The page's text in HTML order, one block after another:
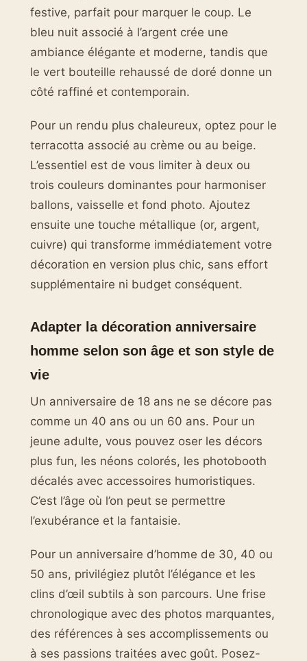
festive, parfait pour marquer le coup. Le
bleu nuit associé à l’argent crée une
ambiance élégante et moderne, tandis que
le vert bouteille rehaussé de doré donne un
côté raffiné et contemporain.
Pour un rendu plus chaleureux, optez pour le
terracotta associé au crème ou au beige.
L’essentiel est de vous limiter à deux ou
trois couleurs dominantes pour harmoniser
ballons, vaisselle et fond photo. Ajoutez
ensuite une touche métallique (or, argent,
cuivre) qui transforme immédiatement votre
décoration en version plus chic, sans effort
supplémentaire ni budget conséquent.
Adapter la décoration anniversaire
homme selon son âge et son style de
vie
Un anniversaire de 18 ans ne se décore pas
comme un 40 ans ou un 60 ans. Pour un
jeune adulte, vous pouvez oser les décors
plus fun, les néons colorés, les photobooth
décalés avec accessoires humoristiques.
C’est l’âge où l’on peut se permettre
l’exubérance et la fantaisie.
Pour un anniversaire d’homme de 30, 40 ou
50 ans, privilégiez plutôt l’élégance et les
clins d’œil subtils à son parcours. Une frise
chronologique avec des photos marquantes,
des références à ses accomplissements ou
à ses passions traitées avec goût. Posez-